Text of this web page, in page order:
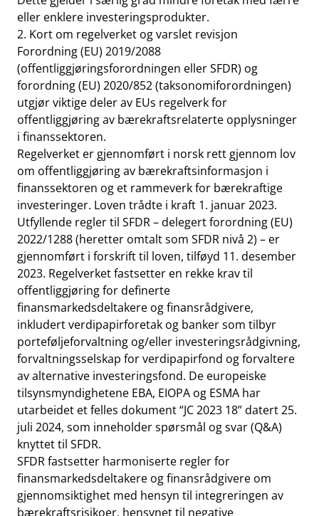
eller enklere investeringsprodukter.
2. Kort om regelverket og varslet revisjon
Forordning (EU) 2019/2088
(offentliggjøringsforordningen eller SFDR) og
forordning (EU) 2020/852 (taksonomiforordningen)
utgjør viktige deler av EUs regelverk for
offentliggjøring av bærekraftsrelaterte opplysninger
i finanssektoren.
Regelverket er gjennomført i norsk rett gjennom lov
om offentliggjøring av bærekraftsinformasjon i
finanssektoren og et rammeverk for bærekraftige
investeringer. Loven trådte i kraft 1. januar 2023.
Utfyllende regler til SFDR – delegert forordning (EU)
2022/1288 (heretter omtalt som SFDR nivå 2) – er
gjennomført i forskrift til loven, tilføyd 11. desember
2023. Regelverket fastsetter en rekke krav til
offentliggjøring for definerte
finansmarkedsdeltakere og finansrådgivere,
inkludert verdipapirforetak og banker som tilbyr
porteføljeforvaltning og/eller investeringsrådgivning,
forvaltningsselskap for verdipapirfond og forvaltere
av alternative investeringsfond. De europeiske
tilsynsmyndighetene EBA, EIOPA og ESMA har
utarbeidet et felles dokument “JC 2023 18” datert 25.
juli 2024, som inneholder spørsmål og svar (Q&A)
knyttet til SFDR.
SFDR fastsetter harmoniserte regler for
finansmarkedsdeltakere og finansrådgivere om
gjennomsiktighet med hensyn til integreringen av
bærekraftsrisikoer, hensynet til negative